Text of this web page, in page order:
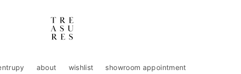
about wishlist showroom appointment